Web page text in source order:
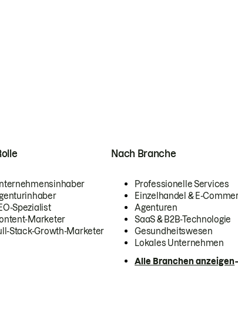
Spezialist
Marketer
Stack-Growth-Marketer
Nach Branche
Professionelle Services
Einzelhandel & E-
Agenturen
SaaS & B2B-Technologie
Gesundheitswesen
Lokales Unternehmen
Alle Branchen anzeigen